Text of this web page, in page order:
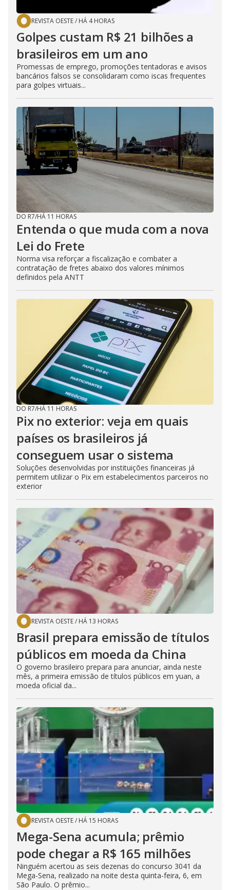
REVISTA OESTE/ HÁ 4 HORAS
Golpes custam R$ 21 bilhões a
brasileiros em um ano
Promessas de emprego, promoções tentadoras e avisos
bancários falsos se consolidaram como iscas frequentes
para golpes virtuais...
DO R7/HÁ 11 HORAS
Entenda o que muda com a nova
Lei do Frete
Norma visa reforçar a fiscalização e combater a
contratação de fretes abaixo dos valores mínimos
definidos pela ANTT
DO R7/HÁ 11 HORAS
Pix no exterior: veja em quais
países os brasileiros já
conseguem usar o sistema
Soluções desenvolvidas por instituições financeiras já
permitem utilizar o Pix em estabelecimentos parceiros no
exterior
REVISTA OESTE/ HÁ 13 HORAS
Brasil prepara emissão de títulos
públicos em moeda da China
O governo brasileiro prepara para anunciar, ainda neste
mês, a primeira emissão de títulos públicos em yuan, a
moeda oficial da...
REVISTA OESTE/ HÁ 15 HORAS
Mega-Sena acumula; prêmio
pode chegar a R$ 165 milhões
Ninguém acertou as seis dezenas do concurso 3041 da
Mega-Sena, realizado na noite desta quinta-feira, 6, em
São Paulo. O prêmio...